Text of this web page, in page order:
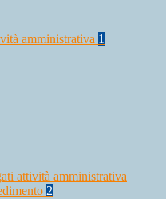
amministrativa 1
attività amministrativa
2